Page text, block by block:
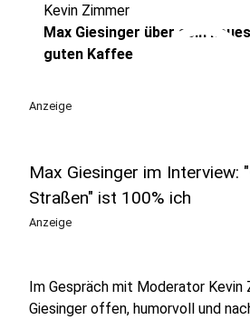
Kevin Zimmer
Max Giesinger über sein
guten Kaffee
Anzeige
Max Giesinger im Interview:
Straßen" ist 100% ich
Anzeige
Im Gespräch mit Moderator Kevin
Giesinger offen, humorvoll und